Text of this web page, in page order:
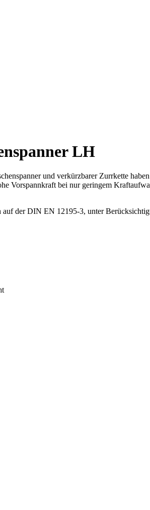
LH
und verkürzbarer Zurrkette
Vorspannkraft bei nur geringem
der DIN EN 12195-3, unter